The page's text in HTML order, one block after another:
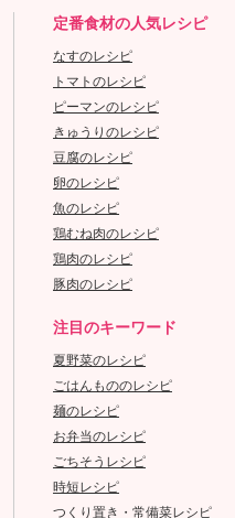
定番食材の人気レシピ
なすのレシピ
トマトのレシピ
ピーマンのレシピ
きゅうりのレシピ
豆腐のレシピ
卵のレシピ
魚のレシピ
鶏むね肉のレシピ
鶏肉のレシピ
豚肉のレシピ
注目のキーワード
夏野菜のレシピ
ごはんもののレシピ
麺のレシピ
お弁当のレシピ
ごちそうレシピ
時短レシピ
つくり置き・常備菜レシピ